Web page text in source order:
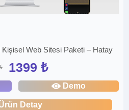
Web Sitesi Paketi – Hatay
1399 ₺
Demo
Detay